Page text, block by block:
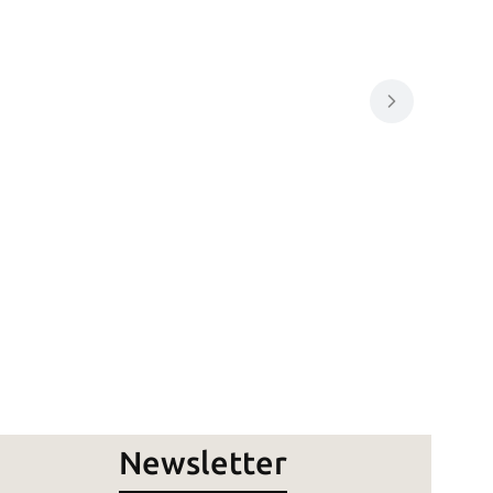
Newsletter